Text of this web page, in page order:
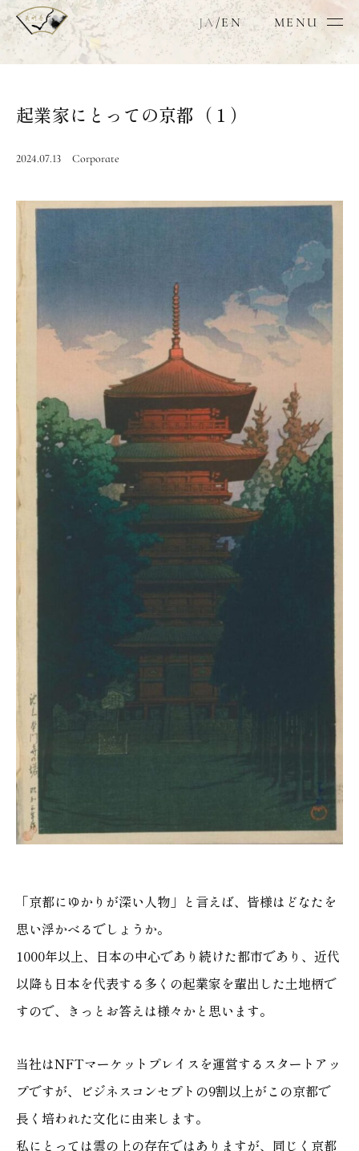
JA/EN MENU
起業家にとっての京都（１）
2024.07.13 Corporate
「京都にゆかりが深い人物」と言えば、皆様はどなたを
思い浮かべるでしょうか。
1000年以上、日本の中心であり続けた都市であり、近代
以降も日本を代表する多くの起業家を輩出した土地柄で
すので、きっとお答えは様々かと思います。
当社はNFTマーケットプレイスを運営するスタートアッ
プですが、ビジネスコンセプトの9割以上がこの京都で
長く培われた文化に由来します。
私にとっては雲の上の存在ではありますが、同じく京都